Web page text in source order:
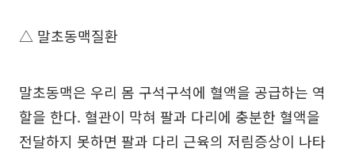
△ 말초동맥질환
말초동맥은 우리 몸 구석구석에 혈액을 공급하는 역
할을 한다. 혈관이 막혀 팔과 다리에 충분한 혈액을
전달하지 못하면 팔과 다리 근육의 저림증상이 나타